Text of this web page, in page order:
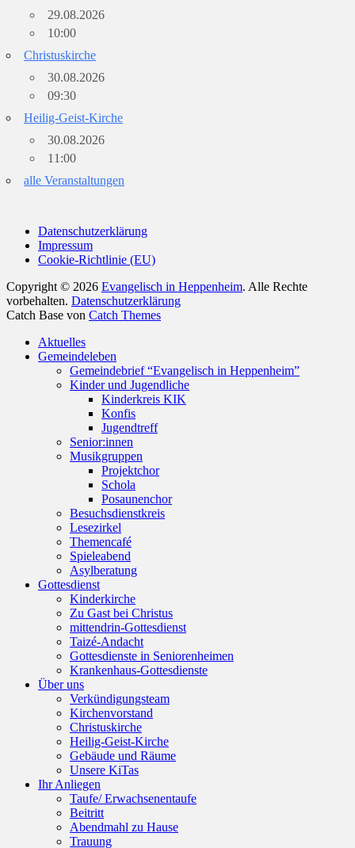
29.08.2026
10:00
Christuskirche
30.08.2026
09:30
Heilig-Geist-Kirche
30.08.2026
11:00
alle Veranstaltungen
Datenschutzerklärung
Impressum
Cookie-Richtlinie (EU)
Copyright © 2026 Evangelisch in Heppenheim. Alle Rechte
vorbehalten. Datenschutzerklärung
Catch Base von Catch Themes
oben
scrollen
Aktuelles
Gemeindeleben
Gemeindebrief “Evangelisch in Heppenheim”
Kinder und Jugendliche
Kinderkreis KIK
Konfis
Jugendtreff
Senior:innen
Musikgruppen
Projektchor
Schola
Posaunenchor
Besuchsdienstkreis
Lesezirkel
Themencafé
Spieleabend
Asylberatung
Gottesdienst
Kinderkirche
Zu Gast bei Christus
mittendrin-Gottesdienst
Taizé-Andacht
Gottesdienste in Seniorenheimen
Krankenhaus-Gottesdienste
Über uns
Verkündigungsteam
Kirchenvorstand
Christuskirche
Heilig-Geist-Kirche
Gebäude und Räume
Unsere KiTas
Ihr Anliegen
Taufe/ Erwachsenentaufe
Beitritt
Abendmahl zu Hause
Trauung